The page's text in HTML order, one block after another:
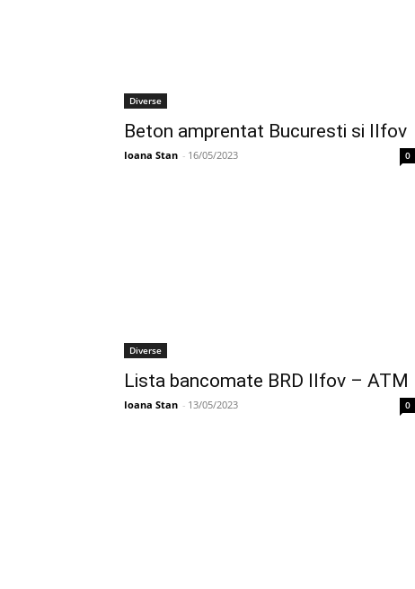
Diverse
Beton amprentat Bucuresti si Ilfov
Ioana Stan - 16/05/2023 0
Diverse
Lista bancomate BRD Ilfov – ATM
Ioana Stan - 13/05/2023 0